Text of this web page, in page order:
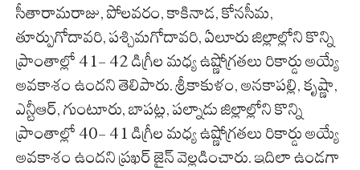
సీతారామరాజు, పోలవరం, కాకినాడ, కోనసీమ,
తూర్పుగోదావరి, పశ్చిమగోదావరి, ఏలూరు జిల్లాల్లోని కొన్ని
ప్రాంతాల్లో 41- 42 డిగ్రీల మధ్య ఉష్ణోగ్రతలు రికార్డు అయ్యే
అవకాశం ఉందని తెలిపారు. శ్రీకాకుళం, అనకాపల్లి, కృష్ణా,
ఎన్టీఆర్, గుంటూరు, బాపట్ల, పల్నాడు జిల్లాల్లోని కొన్ని
ప్రాంతాల్లో 40- 41 డిగ్రీల మధ్య ఉష్ణోగ్రతలు రికార్డు అయ్యే
అవకాశం ఉందని ప్రఖర్ జైన్ వెల్లడించారు. ఇదిలా ఉండగా